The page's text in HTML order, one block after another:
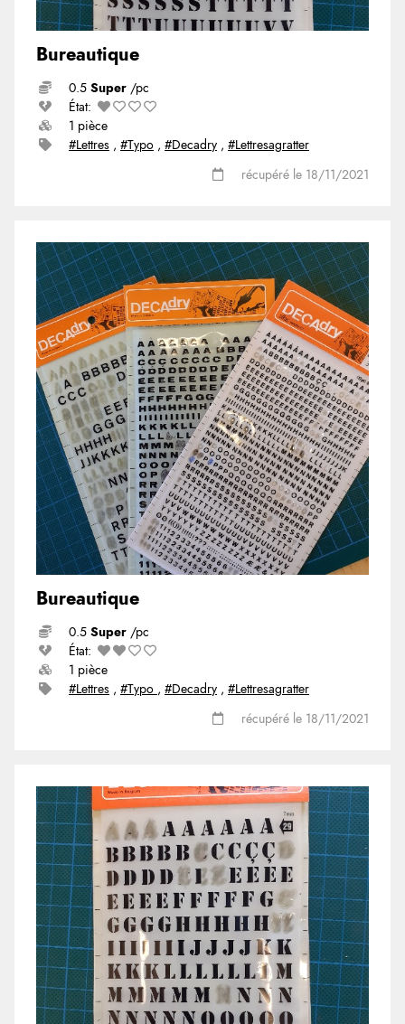
Bureautique
0.5 Super /pc
État:
1 pièce
#Lettres , #Typo , #Decadry , #Lettresagratter
récupéré le 18/11/2021
Bureautique
0.5 Super /pc
État:
1 pièce
#Lettres , #Typo , #Decadry , #Lettresagratter
récupéré le 18/11/2021